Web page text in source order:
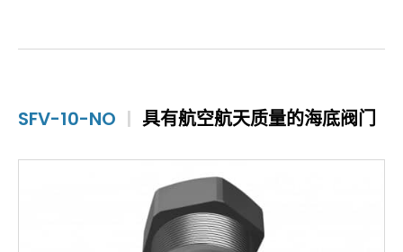
SFV-10-NO | 具有航空航天质量的海底阀门